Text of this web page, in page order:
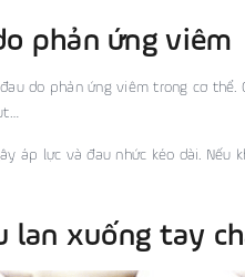
phản ứng viêm
do phản ứng viêm trong cơ thể.
áp lực và đau nhức kéo dài. Nếu
lan xuống tay